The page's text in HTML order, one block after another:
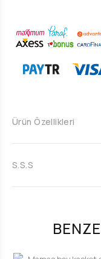
Ürün Özellikleri
S.S.S